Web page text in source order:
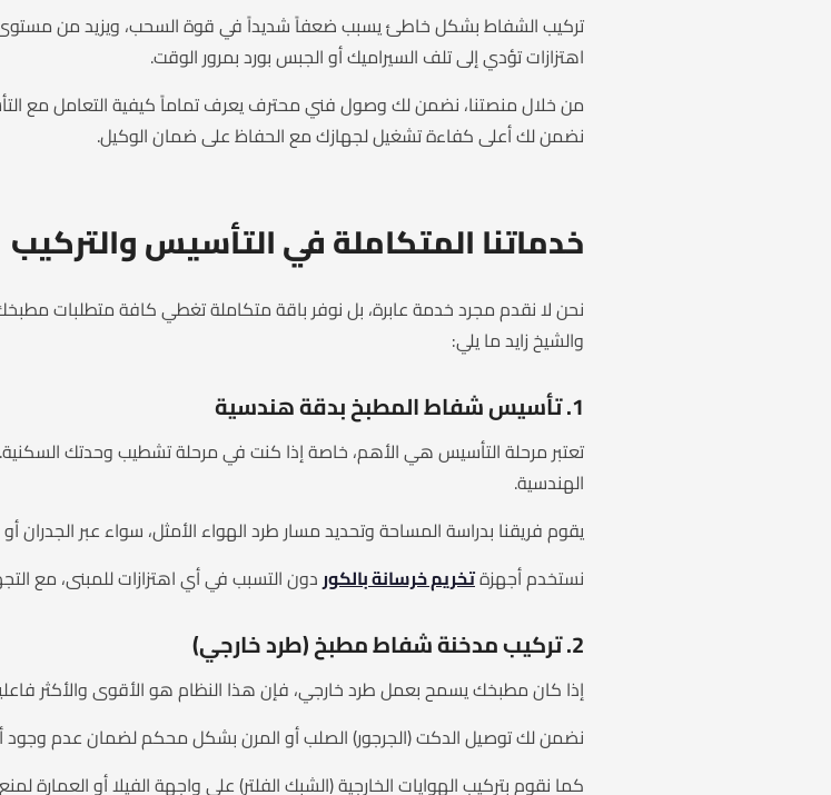
تركيب الشفاط بشكل خاطئ يسبب ضعفاً شديداً في قوة السحب، ويزيد من
اهتزازات تؤدي إلى تلف السيراميك أو الجبس بورد بمرور الوقت.
من خلال منصتنا، نضمن لك وصول فني محترف يعرف تماماً كيفية التعامل مع
نضمن لك أعلى كفاءة تشغيل لجهازك مع الحفاظ على ضمان الوكيل.
خدماتنا المتكاملة في التأسيس والتركيب
والشيخ زايد ما يلي:
1. تأسيس شفاط المطبخ بدقة هندسية
تعتبر مرحلة التأسيس هي الأهم، خاصة إذا كنت في مرحلة تشطيب وحدتك
الهندسية.
يقوم فريقنا بدراسة المساحة وتحديد مسار طرد الهواء الأمثل، سواء عبر
نستخدم أجهزةتخريم خرسانة بالكوردون التسبب في أي اهتزازات للمبنى، مع
2. تركيب مدخنة شفاط مطبخ (طرد خارجي)
إذا كان مطبخك يسمح بعمل طرد خارجي، فإن هذا النظام هو الأقوى والأكثر
نضمن لك توصيل الدكت (الجرجور) الصلب أو المرن بشكل محكم لضمان عدم وجود
كما نقوم بتركيب الهوايات الخارجية (الشبك الفلتر) على واجهة الفيلا أو العمارة